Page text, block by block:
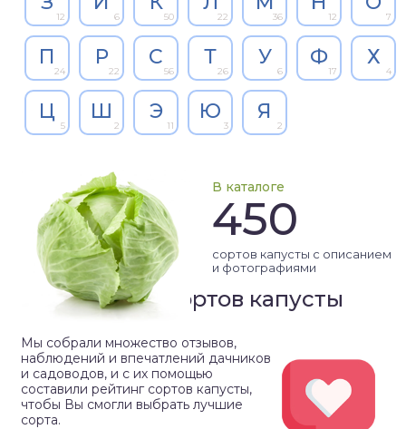
12 6 50 22 36 12 7
П
24
Р
22
С
56
Т
26
У
6
Ф
17
Х
4
Ц
5
Ш
2
Э
11
Ю
3
Я
2
В каталоге
450
сортов капусты с описанием
и фотографиями
Рейтинг сортов капусты
Мы собрали множество отзывов,
наблюдений и впечатлений дачников
и садоводов, и с их помощью
составили рейтинг сортов капусты,
чтобы Вы смогли выбрать лучшие
сорта.